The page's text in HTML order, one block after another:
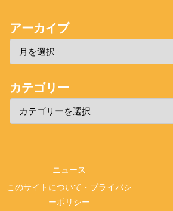
アーカイブ
カテゴリー
ニュース
このサイトについて・プライバシ
ーポリシー